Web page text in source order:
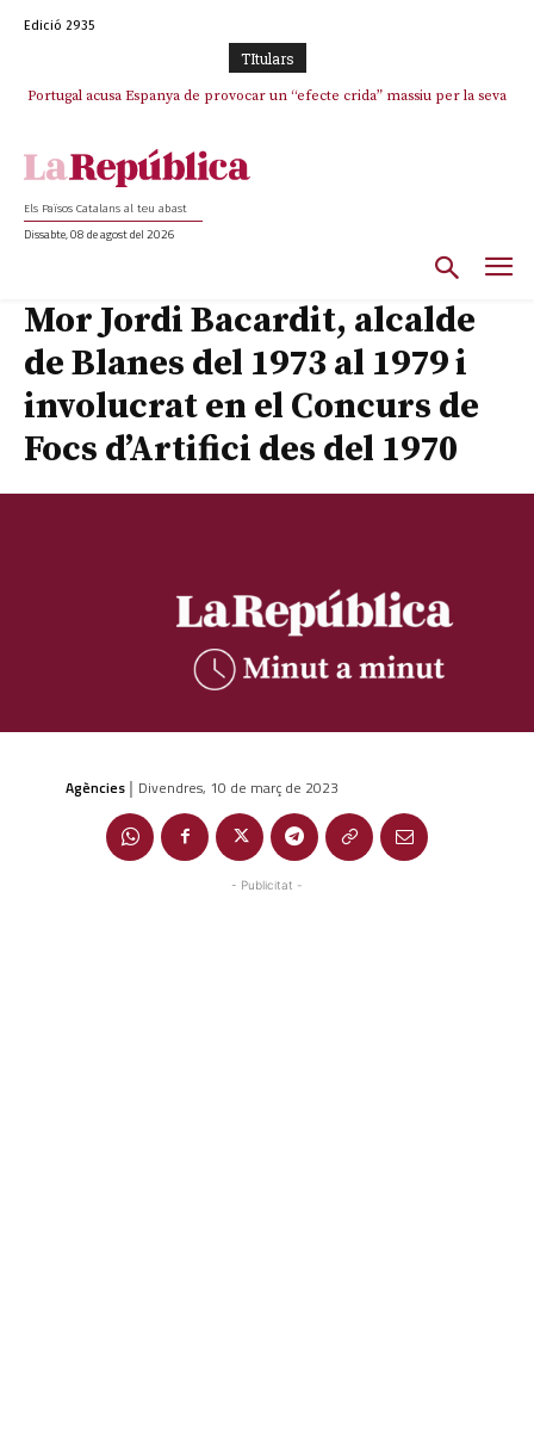
Edició 2935
TItulars
Portugal acusa Espanya de provocar un “efecte crida” massiu per la seva
Els Països Catalans al teu abast
Dissabte, 08 de agost del 2026
Mor Jordi Bacardit, alcalde
de Blanes del 1973 al 1979 i
involucrat en el Concurs de
Focs d’Artifici des del 1970
Agències | Divendres, 10 de març de 2023
- Publicitat -